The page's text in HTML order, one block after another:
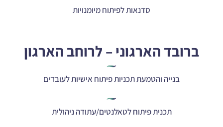
סדנאות לפיתוח מיומנויות
ברובד הארגוני – לרוחב הארגון
בנייה והטמעת תכניות פיתוח אישיות לעובדים
תכנית פיתוח לטאלנטים/עתודה ניהולית